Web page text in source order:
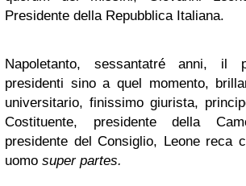
Presidente della Repubblica Italiana.
Napoletanto, sessantatré anni, il
presidenti sino a quel momento,
universitario, finissimo giurista,
Costituente, presidente della
presidente del Consiglio, Leone reca
uomo super partes.